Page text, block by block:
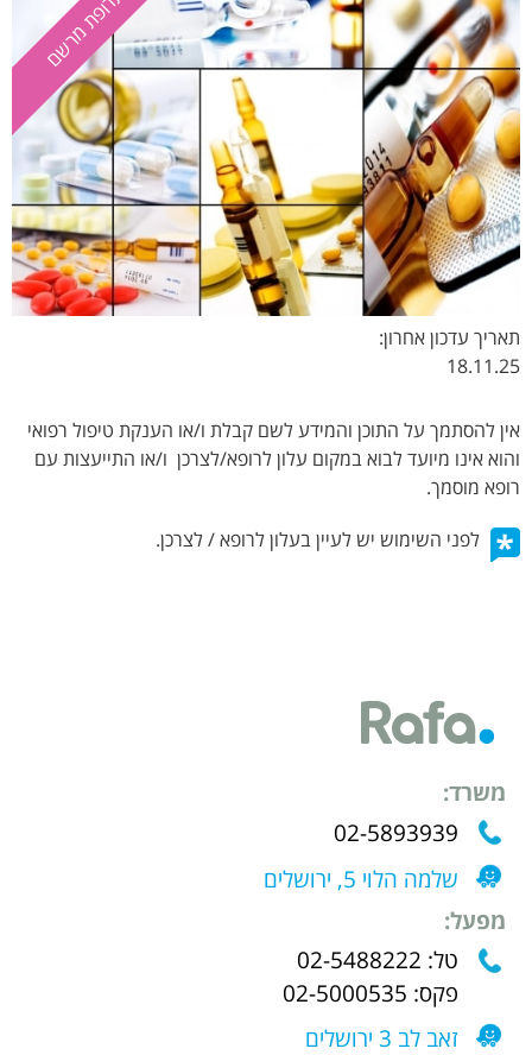
תרופת מרשם
תרופת מרשם
תאריך עדכון אחרון:
18.11.25
אין להסתמך על התוכן והמידע לשם קבלת ו/או הענקת טיפול רפואי
והוא אינו מיועד לבוא במקום עלון לרופא/לצרכן ו/או התייעצות עם
רופא מוסמך.
לפני השימוש יש לעיין בעלון לרופא / לצרכן.
משרד:
02-5893939
שלמה הלוי 5, ירושלים
מפעל:
טל: 02-5488222
פקס: 02-5000535
זאב לב 3 ירושלים